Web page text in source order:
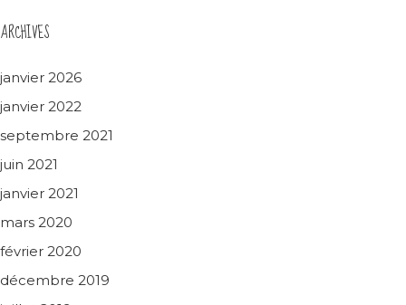
ARCHIVES
janvier 2026
janvier 2022
septembre 2021
juin 2021
janvier 2021
mars 2020
février 2020
décembre 2019